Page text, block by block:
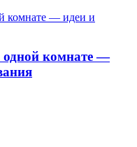
одной комнате —